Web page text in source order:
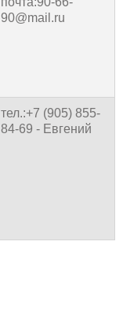
90@mail.ru
тел.:+7 (905) 855-
84-69 - Евгений